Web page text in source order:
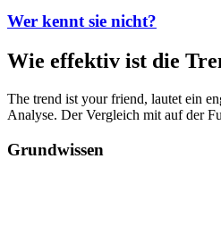
Wer kennt sie nicht?
Wie effektiv ist die
The trend ist your friend, lautet ein
Analyse. Der Vergleich mit auf der
Grundwissen